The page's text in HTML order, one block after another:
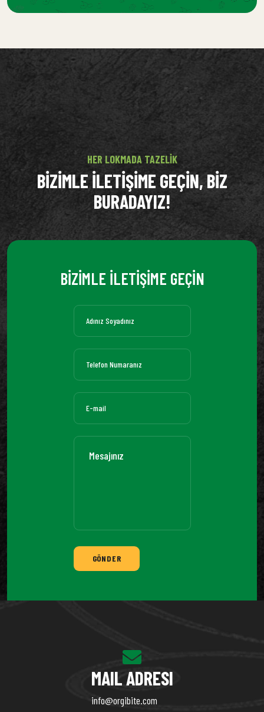
HER LOKMADA TAZELIK
BIZIMLE ILETIŞIME GEÇIN, BIZ
BURADAYIZ!
BİZİMLE İLETİŞİME GEÇİN
GÖNDER
MAIL ADRESI
info@orgibite.com